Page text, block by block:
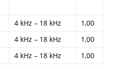
4 kHz – 18 kHz
1,00
4 kHz – 18 kHz
1,00
4 kHz – 18 kHz 1,00